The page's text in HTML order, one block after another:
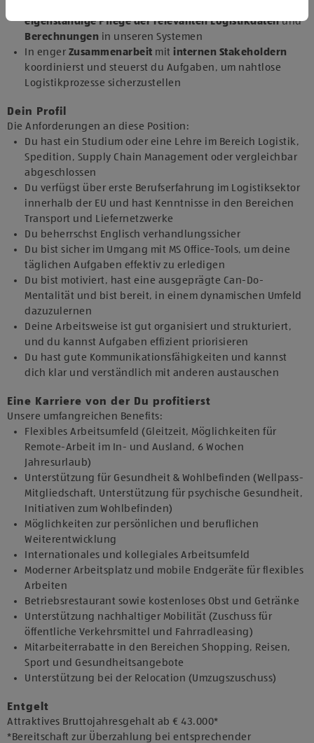
eigenständige Pflege der relevanten Logistikdatenund
Berechnungen in unseren Systemen
In enger Zusammenarbeit mit internen Stakeholdern
koordinierst und steuerst du Aufgaben, um nahtlose
Logistikprozesse sicherzustellen
Dein Profil
Die Anforderungen an diese Position:
Du hast ein Studium oder eine Lehre im Bereich Logistik,
Spedition, Supply Chain Management oder vergleichbar
abgeschlossen
Du verfügst über erste Berufserfahrung im Logistiksektor
innerhalb der EU und hast Kenntnisse in den Bereichen
Transport und Liefernetzwerke
Du beherrschst Englisch verhandlungssicher
Du bist sicher im Umgang mit MS Office-Tools, um deine
täglichen Aufgaben effektiv zu erledigen
Du bist motiviert, hast eine ausgeprägte Can-Do-
Mentalität und bist bereit, in einem dynamischen Umfeld
dazuzulernen
Deine Arbeitsweise ist gut organisiert und strukturiert,
und du kannst Aufgaben effizient priorisieren
Du hast gute Kommunikationsfähigkeiten und kannst
dich klar und verständlich mit anderen austauschen
Eine Karriere von der Du profitierst
Unsere umfangreichen Benefits:
Flexibles Arbeitsumfeld (Gleitzeit, Möglichkeiten für
Remote-Arbeit im In- und Ausland, 6 Wochen
Jahresurlaub)
Unterstützung für Gesundheit & Wohlbefinden (Wellpass-
Mitgliedschaft, Unterstützung für psychische Gesundheit,
Initiativen zum Wohlbefinden)
Möglichkeiten zur persönlichen und beruflichen
Weiterentwicklung
Internationales und kollegiales Arbeitsumfeld
Moderner Arbeitsplatz und mobile Endgeräte für flexibles
Arbeiten
Betriebsrestaurant sowie kostenloses Obst und Getränke
Unterstützung nachhaltiger Mobilität (Zuschuss für
öffentliche Verkehrsmittel und Fahrradleasing)
Mitarbeiterrabatte in den Bereichen Shopping, Reisen,
Sport und Gesundheitsangebote
Unterstützung bei der Relocation (Umzugszuschuss)
Entgelt
Attraktives Bruttojahresgehalt ab € 43.000*
*Bereitschaft zur Überzahlung bei entsprechender